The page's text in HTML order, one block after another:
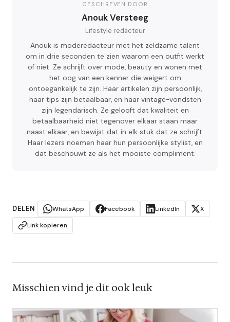
GESCHREVEN DOOR
Anouk Versteeg
Lifestyle redacteur
Anouk is moderedacteur met het zeldzame talent
om in drie seconden te zien waarom een outfit werkt
of niet. Ze schrijft over mode, beauty en wonen met
het oog van een kenner die weigert om
ontoegankelijk te zijn. Haar artikelen zijn persoonlijk,
haar tips zijn betaalbaar, en haar vintage-vondsten
zijn legendarisch. Ze gelooft dat kwaliteit en
betaalbaarheid niet tegenover elkaar staan maar
naast elkaar, en bewijst dat in elk stuk dat ze schrijft.
Haar lezers noemen haar hun persoonlijke stylist, en
dat beschouwt ze als het mooiste compliment.
DELEN WhatsApp Facebook LinkedIn
X
Link kopieren
Misschien vind je dit ook leuk